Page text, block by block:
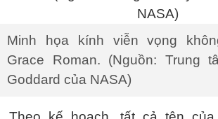
Minh họa kính viễn vọng
Grace Roman. (Nguồn: Trung
Goddard của NASA)